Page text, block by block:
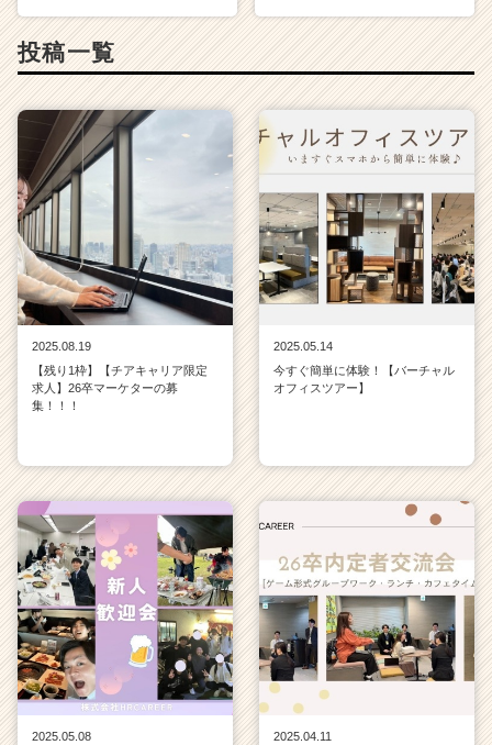
投稿一覧
2025.08.19
【残り1枠】【チアキャリア限定
求人】26卒マーケターの募
集！！！
2025.05.14
今すぐ簡単に体験！【バーチャル
オフィスツアー】
2025.05.08
2025.04.11